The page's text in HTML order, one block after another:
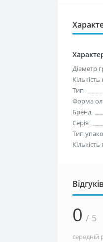
Діаметр
Тип
Форма
Бренд
Серія
Тип
Відгуків
0 / 5
середній